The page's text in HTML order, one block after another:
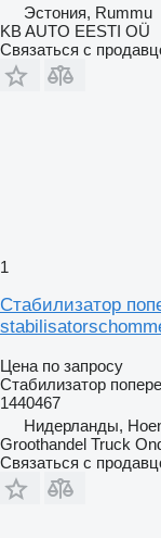
Эстония, Rummu
KB AUTO EESTI OÜ
Связаться с
1
Стабилизатор
Цена по запросу
Стабилизатор
1440467
Нидерланды,
Groothandel Truck
Связаться с